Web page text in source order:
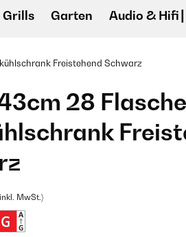
Grills Garten Audio & Hifi
Freistehend​ Schwarz
28
MwSt.)